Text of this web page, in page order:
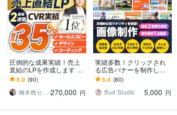
圧倒的な成果実績！売上
直結のLPを作成します Go
ogle・Meta広告で成果！
原稿ゼロから丸投げOK
5.0 (90)
橋本務セールスデザインオフィス合同会社 270,000 円
実績多数！クリックされ
る広告バナーを制作しま
す ただ作るだけじゃな
い。ターゲットに刺さる
構成をご提案！
5.0 (80)
Bud Studio
5,000 円